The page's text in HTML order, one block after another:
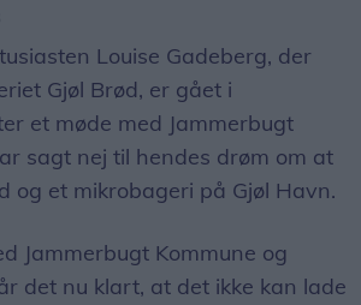
Louise Gadeberg, der
Gjøl Brød, er gået i
et møde med Jammerbugt
sagt nej til hendes drøm om at
og et mikrobageri på Gjøl Havn.
Jammerbugt Kommune og
det nu klart, at det ikke kan lade